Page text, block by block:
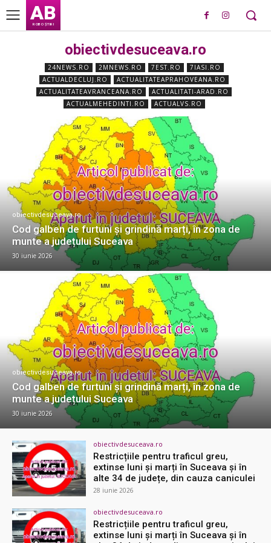
AB
ROBO ȘTIRI
obiectivdesuceava.ro
24NEWS.RO 2MNEWS.RO 7EST.RO
7IASI.RO
ACTUALDECLUJ.RO
ACTUALITATEAPRAHOVEANA.RO
ACTUALITATEAVRANCEANA.RO
ACTUALITATI-ARAD.RO
ACTUALMEHEDINTI.RO
ACTUALVS.RO
obiectivdesuceava.ro
Cod galben de furtuni și grindină marți, în zona de
munte a județului Suceava
30 iunie 2026
obiectivdesuceava.ro
Cod galben de furtuni și grindină marți, în zona de
munte a județului Suceava
30 iunie 2026
obiectivdesuceava.ro
Restricțiile pentru traficul greu,
extinse luni și marți în Suceava și în
alte 34 de județe, din cauza caniculei
28 iunie 2026
obiectivdesuceava.ro
Restricțiile pentru traficul greu,
extinse luni și marți în Suceava și în